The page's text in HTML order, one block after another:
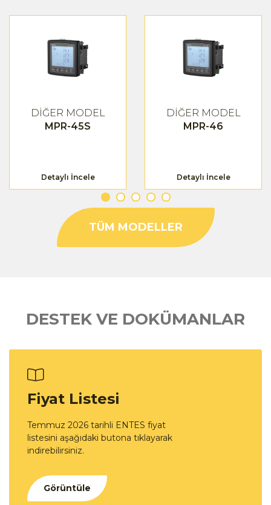
DİĞER MODEL
MPR-45S
Detaylı İncele
DİĞER MODEL
MPR-46
Detaylı İncele
TÜM MODELLER
DESTEK VE DOKÜMANLAR
Fiyat Listesi
Temmuz 2026 tarihli ENTES fiyat
listesini aşağıdaki butona tıklayarak
indirebilirsiniz.
Görüntüle